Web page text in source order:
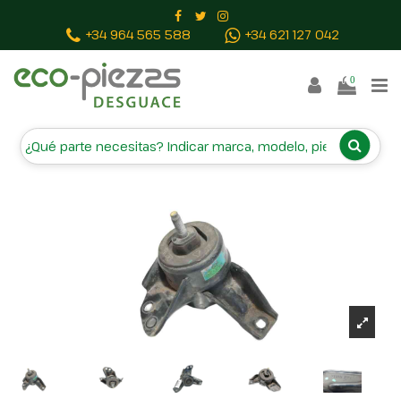
+34 964 565 588 +34 621 127 042
0
SOPORTE MOTOR DERECHO
218152Y600